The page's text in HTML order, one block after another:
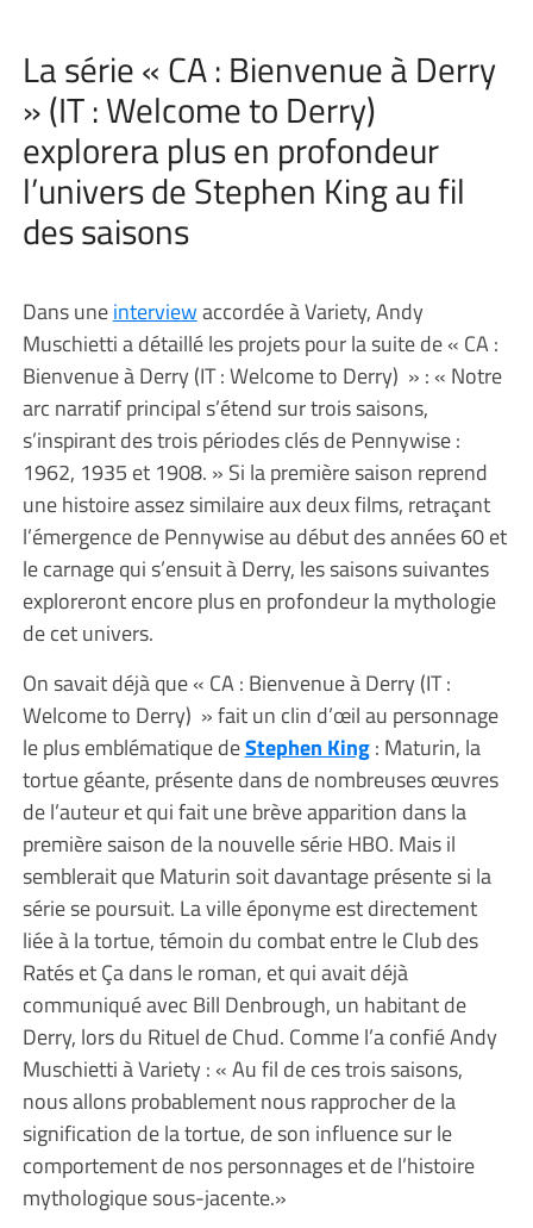
La série « CA : Bienvenue à Derry
» (IT : Welcome to Derry)
explorera plus en profondeur
l’univers de Stephen King au fil
des saisons
Dans uneinterviewaccordée à Variety, Andy
Muschietti a détaillé les projets pour la suite de « CA :
Bienvenue à Derry (IT : Welcome to Derry) » : « Notre
arc narratif principal s’étend sur trois saisons,
s’inspirant des trois périodes clés de Pennywise :
1962, 1935 et 1908. » Si la première saison reprend
une histoire assez similaire aux deux films, retraçant
l’émergence de Pennywise au début des années 60 et
le carnage qui s’ensuit à Derry, les saisons suivantes
exploreront encore plus en profondeur la mythologie
de cet univers.
On savait déjà que « CA : Bienvenue à Derry (IT :
Welcome to Derry) » fait un clin d’œil au personnage
le plus emblématique deStephen King: Maturin, la
tortue géante, présente dans de nombreuses œuvres
de l’auteur et qui fait une brève apparition dans la
première saison de la nouvelle série HBO. Mais il
semblerait que Maturin soit davantage présente si la
série se poursuit. La ville éponyme est directement
liée à la tortue, témoin du combat entre le Club des
Ratés et Ça dans le roman, et qui avait déjà
communiqué avec Bill Denbrough, un habitant de
Derry, lors du Rituel de Chud. Comme l’a confié Andy
Muschietti à Variety : « Au fil de ces trois saisons,
nous allons probablement nous rapprocher de la
signification de la tortue, de son influence sur le
comportement de nos personnages et de l’histoire
mythologique sous-jacente.»